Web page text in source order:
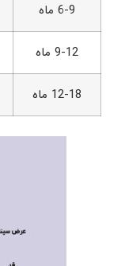
6-9 ماه
9-12 ماه
12-18 ماه